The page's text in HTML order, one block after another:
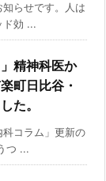
知らせです。人は
ド効 ...
精神科医か
町日比谷・
た。
科コラム」更新の
つ ...